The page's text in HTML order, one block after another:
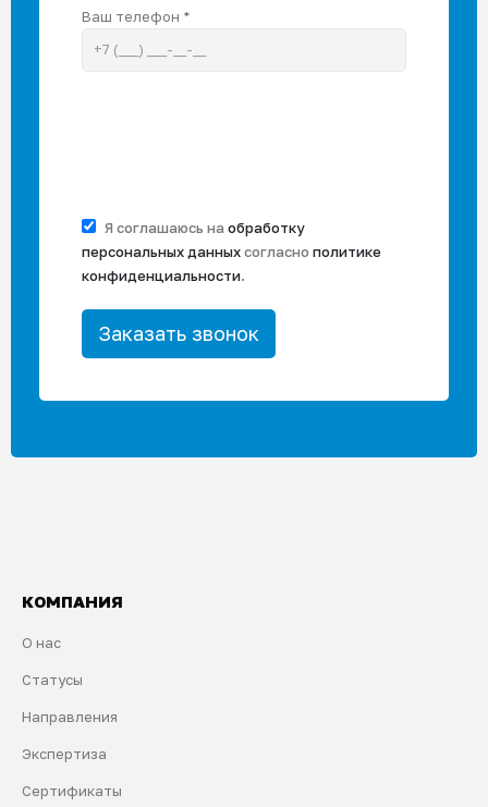
Ваш телефон *
Я соглашаюсь на обработку
персональных данныхсогласно политике
конфиденциальности.
КОМПАНИЯ
О нас
Статусы
Направления
Экспертиза
Сертификаты